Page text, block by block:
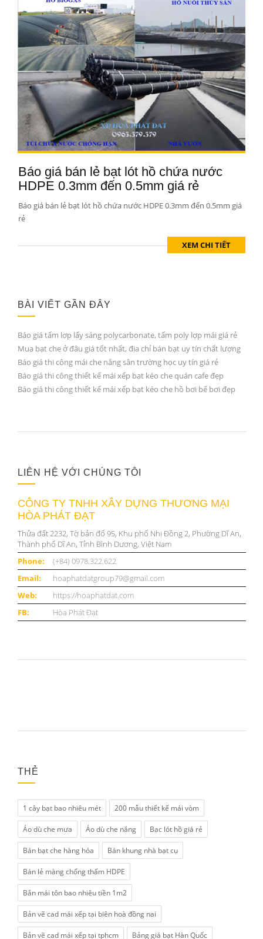
Báo giá bán lẻ bạt lót hồ chứa nước
HDPE 0.3mm đến 0.5mm giá rẻ
Báo giá bán lẻ bạt lót hồ chứa nước HDPE 0.3mm đến 0.5mm giá
rẻ
XEM CHI TIẾT
BÀI VIẾT GẦN ĐÂY
Báo giá tấm lợp lấy sáng polycarbonate, tấm poly lợp mái giá rẻ
Mua bạt che ở đâu giá tốt nhất, địa chỉ bán bạt uy tín chất lượng
Báo giá thi công mái che nắng sân trường học uy tín giá rẻ
Báo giá thi công thiết kế mái xếp bạt kéo che quán cafe đẹp
Báo giá thi công thiết kế mái xếp bạt kéo che hồ bơi bể bơi đẹp
LIÊN HỆ VỚI CHÚNG TÔI
CÔNG TY TNHH XÂY DỰNG THƯƠNG MẠI
HÒA PHÁT ĐẠT
Thửa đất 2232, Tờ bản đố 95, Khu phố Nhị Đồng 2, Phường Dĩ An,
Thành phố Dĩ An, Tỉnh Bình Dương, Việt Nam
Phone:
(+84) 0978.322.622
Email:
hoaphatdatgroup79@gmail.com
Web:
https://hoaphatdat.com
FB:
Hòa Phát Đạt
THẺ
1 cây bạt bao nhiêu mét 200 mẫu thiết kế mái vòm
Áo dù che mưa Áo dù che nắng Bạc lót hồ giá rẻ
Bán bạt che hàng hóa Bán khung nhà bạt cụ
Bán lẻ màng chống thấm HDPE
Bắn mái tôn bao nhiêu tiền 1m2
Bản vẽ cad mái xếp tại biên hoà đồng nai
Bản vẽ cad mái xếp tại tphcm Bảng giá bạt Hàn Quốc